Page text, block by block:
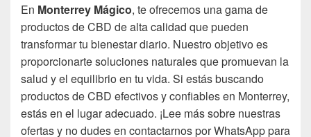
En Monterrey Mágico, te ofrecemos una gama de
productos de CBD de alta calidad que pueden
transformar tu bienestar diario. Nuestro objetivo es
proporcionarte soluciones naturales que promuevan la
salud y el equilibrio en tu vida. Si estás buscando
productos de CBD efectivos y confiables en Monterrey,
estás en el lugar adecuado. ¡Lee más sobre nuestras
ofertas y no dudes en contactarnos por WhatsApp para